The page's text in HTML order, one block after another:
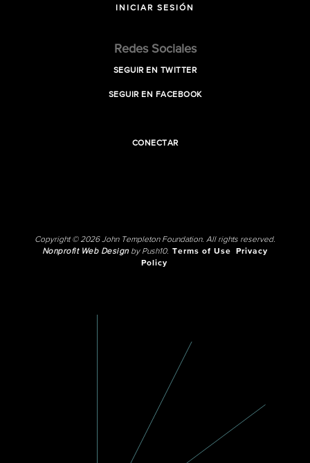
INICIAR SESIÓN
Redes Sociales
SEGUIR EN TWITTER
SEGUIR EN FACEBOOK
CONECTAR
Copyright © 2026 John Templeton Foundation. All rights reserved.
Nonprofit Web Designby Push10. Terms of Use
Privacy
Policy